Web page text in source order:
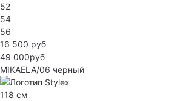
52
54
56
16 500 руб
49 000руб
MIKAELA/06 черный
118 см